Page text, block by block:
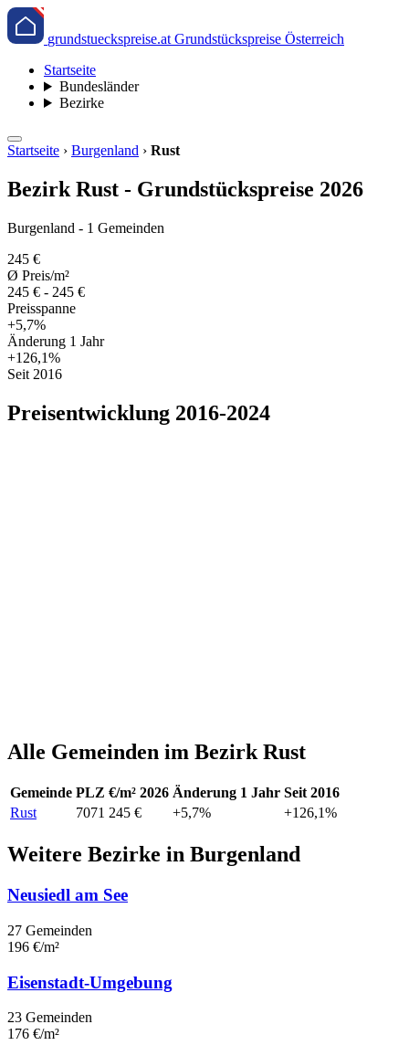
grundstueckspreise.at Grundstückspreise Österreich
Startseite
Bundesländer
Bezirke
Startseite › Burgenland › Rust
Bezirk Rust - Grundstückspreise 2026
Burgenland - 1 Gemeinden
245 €
Ø Preis/m²
245 € - 245 €
Preisspanne
+5,7%
Änderung 1 Jahr
+126,1%
Seit 2016
Preisentwicklung 2016-2024
Alle Gemeinden im Bezirk Rust
Gemeinde PLZ €/m² 2026 Änderung 1 Jahr Seit 2016
Rust
7071 245 € +5,7% +126,1%
Weitere Bezirke in Burgenland
Neusiedl am See
27 Gemeinden
196 €/m²
Eisenstadt-Umgebung
23 Gemeinden
176 €/m²